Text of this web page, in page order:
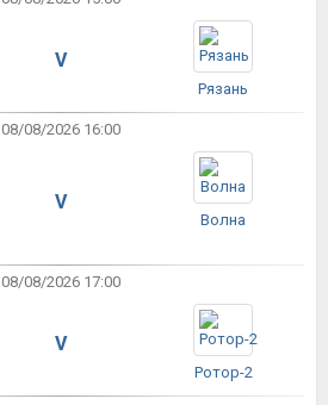
V
Рязань
08/08/2026 16:00
V
Волна
08/08/2026 17:00
V
Ротор-2